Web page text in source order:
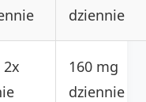
dziennie
160 mg
dziennie